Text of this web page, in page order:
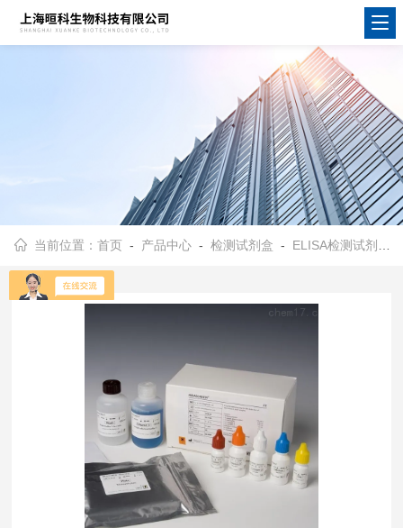
当前位置：首页 - 产品中心 -检测试剂盒 - ELISA检测试剂盒